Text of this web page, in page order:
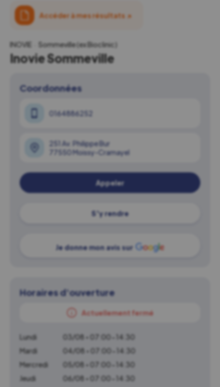
Accéder à mes résultats ↗
INOVIE Sommeville (ex Bioclinic)
Inovie Sommeville
Coordonnées
0164886252
251 Av. Philippe Bur
77550 Moissy-Cramayel
Appeler
S'y rendre
Je donne mon avis sur
Horaires d'ouverture
Actuellement fermé
Lundi
03/08 • 07:00-14:30
Mardi
04/08 • 07:00-14:30
Mercredi
05/08 • 07:00-14:30
Jeudi
06/08 • 07:00-14:30